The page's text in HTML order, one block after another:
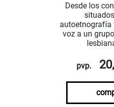
Desde los
autoetnografía
voz a un
pvp.